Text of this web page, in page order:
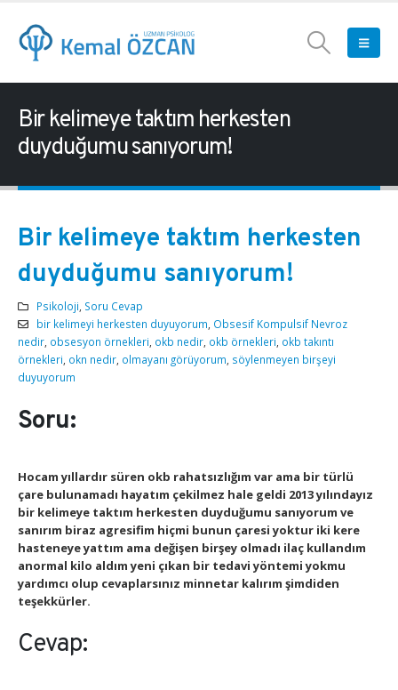
Bir kelimeye taktım herkesten
duyduğumu sanıyorum!
Bir kelimeye taktım herkesten
duyduğumu sanıyorum!
Psikoloji Soru Cevap
bir kelimeyi herkesten duyuyorum Obsesif Kompulsif Nevroz
nedir obsesyon örnekleri okb nedir okb örnekleri okb takıntı
örnekleri okn nedir olmayanı görüyorum söylenmeyen birşeyi
duyuyorum
Soru:
Hocam yıllardır süren okb rahatsızlığım var ama bir türlü
çare bulunamadı hayatım çekilmez hale geldi 2013 yılındayız
bir kelimeye taktım herkesten duyduğumu sanıyorum ve
sanırım biraz agresifim hiçmi bunun çaresi yoktur iki kere
hasteneye yattım ama değişen birşey olmadı ilaç kullandım
anormal kilo aldım yeni çıkan bir tedavi yöntemi yokmu
yardımcı olup cevaplarsınız minnetar kalırım şimdiden
teşekkürler.
Cevap: